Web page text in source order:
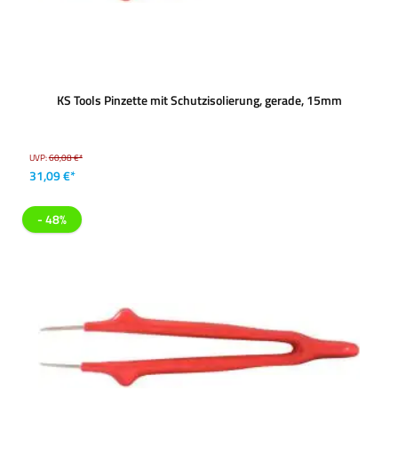
KS Tools Pinzette mit Schutzisolierung, gerade, 15mm
UVP:60,08 €*
31,09 €*
- 48%